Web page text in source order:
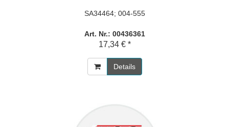
SA34464; 004-555
Art. Nr.: 00436361
17,34 € *
Details